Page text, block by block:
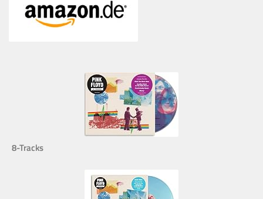
8-Tracks